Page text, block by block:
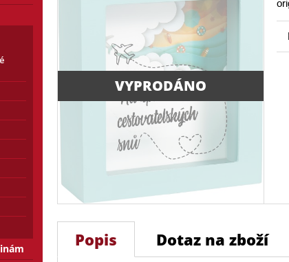
VYPRODÁNO
Popis Dotaz na zboží